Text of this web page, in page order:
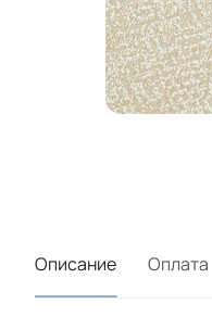
Описание Оплата